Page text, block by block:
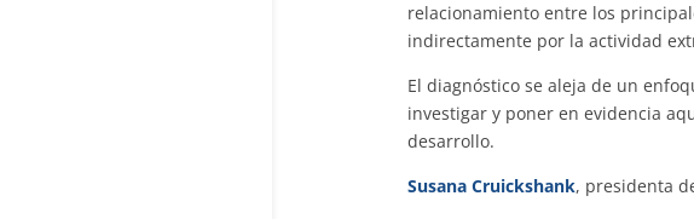
relacionamiento entre los
indirectamente por la actividad
El diagnóstico se aleja de un
investigar y poner en evidencia
desarrollo.
Susana Cruickshank, presidenta